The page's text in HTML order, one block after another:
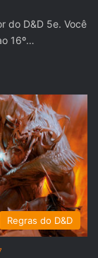
do D&D 5e. Você
16º…
Regras do D&D